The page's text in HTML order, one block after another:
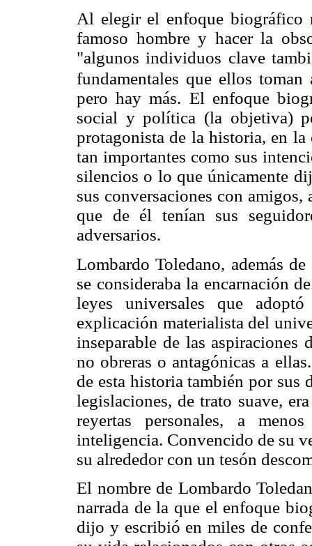
Al elegir el enfoque biográfico
famoso hombre y hacer la
"algunos individuos clave
fundamentales que ellos
pero hay más. El enfoque
social y política (la objetiva)
protagonista de la historia, en
tan importantes como sus
silencios o lo que únicamente
sus conversaciones con
que de él tenían sus
adversarios.
Lombardo Toledano, además
se consideraba la encarnación
leyes universales que
explicación materialista del
inseparable de las
no obreras o antagónicas a
de esta historia también por sus
legislaciones, de trato suave,
reyertas personales, a
inteligencia. Convencido de su
su alrededor con un tesón
El nombre de Lombardo
narrada de la que el enfoque
dijo y escribió en miles de